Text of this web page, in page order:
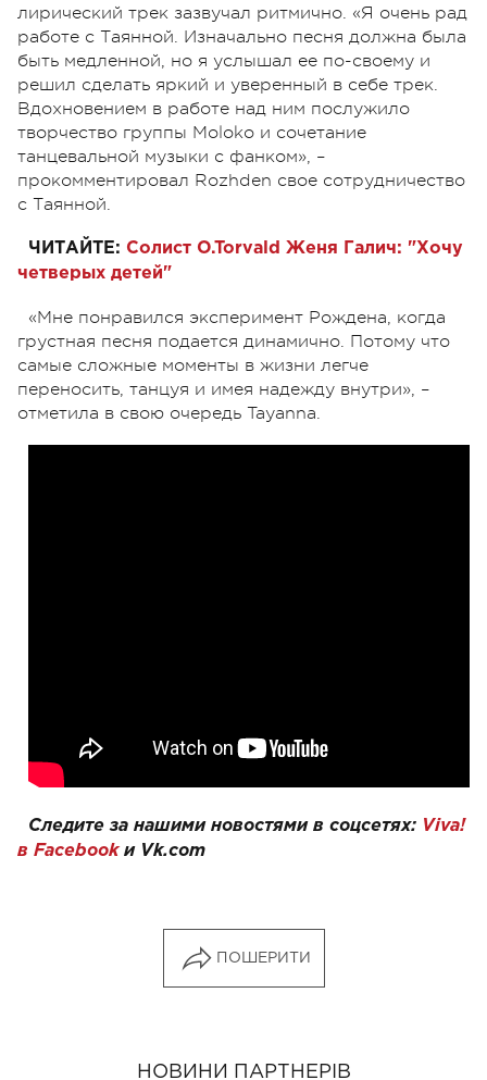
лирический трек зазвучал ритмично. «Я очень рад
работе с Таянной. Изначально песня должна была
быть медленной, но я услышал ее по-своему и
решил сделать яркий и уверенный в себе трек.
Вдохновением в работе над ним послужило
творчество группы Moloko и сочетание
танцевальной музыки с фанком», –
прокомментировал Rozhden свое сотрудничество
с Таянной.
ЧИТАЙТЕ: Солист O.Torvald Женя Галич: "Хочу
четверых детей"
«Мне понравился эксперимент Рождена, когда
грустная песня подается динамично. Потому что
самые сложные моменты в жизни легче
переносить, танцуя и имея надежду внутри», –
отметила в свою очередь Tayanna.
Следите за нашими новостями в соцсетях: Viva!
в Facebookи Vk.com
ПОШЕРИТИ
НОВИНИ ПАРТНЕРІВ